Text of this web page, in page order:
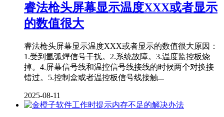
睿法枪头屏幕显示温度XXX或者显示
的数值很大
睿法枪头屏幕显示温度XXX或者显示的数值很大原因：
1.受到氩弧焊信号干扰。2.系统故障。3.温度监控板烧
掉。4.屏幕信号线和温控信号线接线的时候两个对换接
错过。5.控制盒或者温控板信号线接触...
2025-08-11